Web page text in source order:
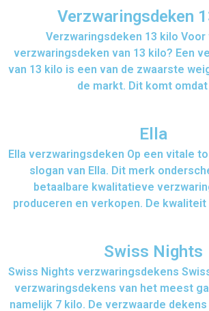
Verzwaringsdeken
Verzwaringsdeken 13 kilo Voor
verzwaringsdeken van 13 kilo? Een
van 13 kilo is een van de zwaarste
de markt. Dit komt
Ella
Ella verzwaringsdeken Op een vitale
slogan van Ella. Dit merk
betaalbare kwalitatieve
produceren en verkopen. De
Swiss Nights
Swiss Nights verzwaringsdekens​
verzwaringsdekens van het meest
namelijk 7 kilo. De verzwaarde